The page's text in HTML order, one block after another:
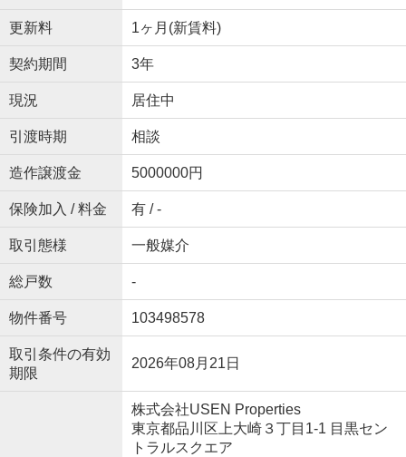
更新料 1ヶ月(新賃料)
契約期間 3年
現況 居住中
引渡時期 相談
造作譲渡金 5000000円
保険加入 / 料金 有 / -
取引態様 一般媒介
総戸数 -
物件番号 103498578
取引条件の有効
期限
2026年08月21日
株式会社USEN Properties
東京都品川区上大崎３丁目1-1 目黒セン
トラルスクエア